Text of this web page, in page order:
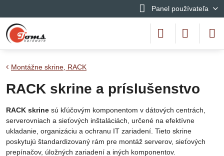
Panel používateľa
Montážne skrine, RACK
RACK skrine a príslušenstvo
RACK skrine sú kľúčovým komponentom v dátových centrách,
serverovniach a sieťových inštaláciách, určené na efektívne
ukladanie, organizáciu a ochranu IT zariadení. Tieto skrine
poskytujú štandardizovaný rám pre montáž serverov, sieťových
prepínačov, úložných zariadení a iných komponentov.